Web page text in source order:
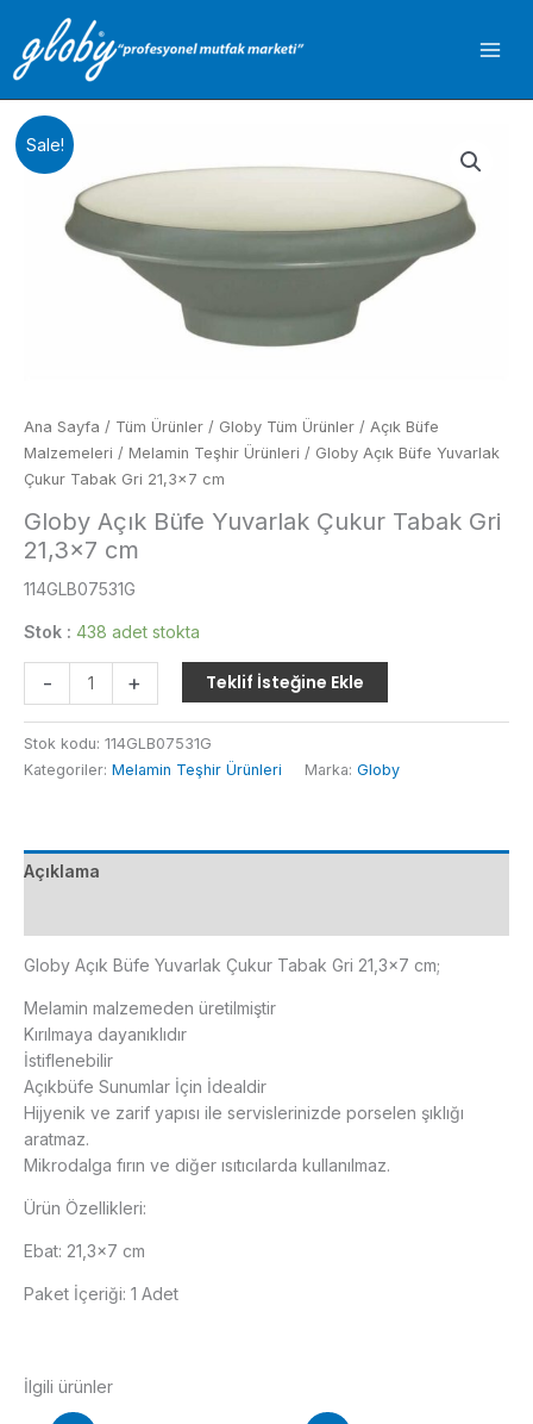
Sale!
Ana Sayfa / Tüm Ürünler / Globy Tüm Ürünler / Açık Büfe
Malzemeleri / Melamin Teşhir Ürünleri / Globy Açık Büfe Yuvarlak
Çukur Tabak Gri 21,3×7 cm
Globy Açık Büfe Yuvarlak Çukur Tabak Gri
21,3×7 cm
114GLB07531G
Stok : 438 adet stokta
-
Açık
Büfe
Yuvarlak
Çukur
21,3x7
cm
+ Teklif İsteğine Ekle
Stok kodu: 114GLB07531G
Kategoriler: Melamin Teşhir Ürünleri Marka: Globy
Açıklama
Globy Açık Büfe Yuvarlak Çukur Tabak Gri 21,3×7 cm;
Melamin malzemeden üretilmiştir
Kırılmaya dayanıklıdır
İstiflenebilir
Açıkbüfe Sunumlar İçin İdealdir
Hijyenik ve zarif yapısı ile servislerinizde porselen şıklığı
aratmaz.
Mikrodalga fırın ve diğer ısıtıcılarda kullanılmaz.
Ürün Özellikleri:
Ebat: 21,3×7 cm
Paket İçeriği: 1 Adet
İlgili ürünler